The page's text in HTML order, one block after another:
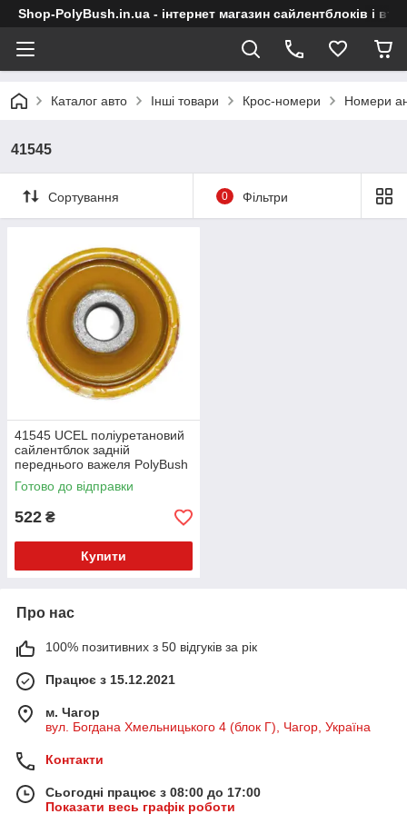
Shop-PolyBush.in.ua - інтернет магазин сайлентблоків і
Каталог авто Інші товари Крос-номери Номери
41545
Сортування 0 Фільтри
41545 UCEL поліуретановий
сайлентблок задній
переднього важеля PolyBush
(аналог) v17
Готово до відправки
522 ₴
Купити
Про нас
100% позитивних з 50 відгуків за рік
Працює з 15.12.2021
м. Чагор
вул. Богдана Хмельницького 4 (блок Г), Чагор, Україна
Контакти
Сьогодні працює з 08:00 до 17:00
Показати весь графік роботи